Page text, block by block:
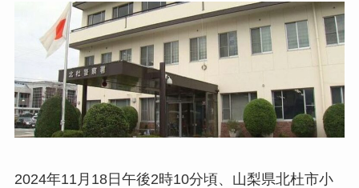
2024年11月18日午後2時10分頃、山梨県北杜市小